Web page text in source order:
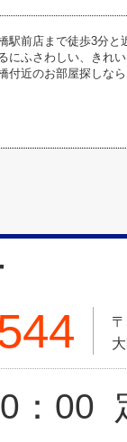
駅前店まで徒歩3分
にふさわしい、きれ
付近のお部屋探しな
：00